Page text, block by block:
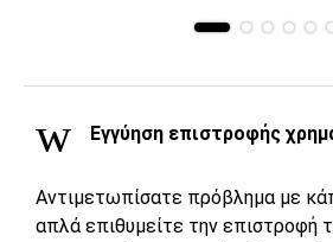
Εγγύηση επιστροφής
Αντιμετωπίσατε πρόβλημα με
απλά επιθυμείτε την επιστροφή